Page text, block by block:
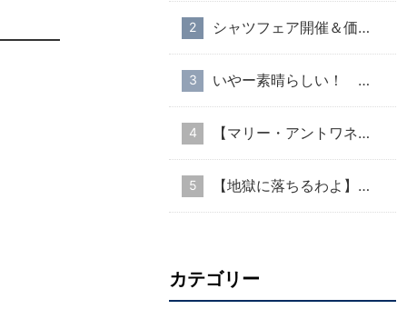
シャツフェア開催＆価格改定のお知らせ
いやー素晴らしい！ ８月１２日からどこに出かけても高いので、国分寺店営業
【マリー・アントワネット・スタイル】part１
【地獄に落ちるわよ】衣装協力のお知らせ
カテゴリー